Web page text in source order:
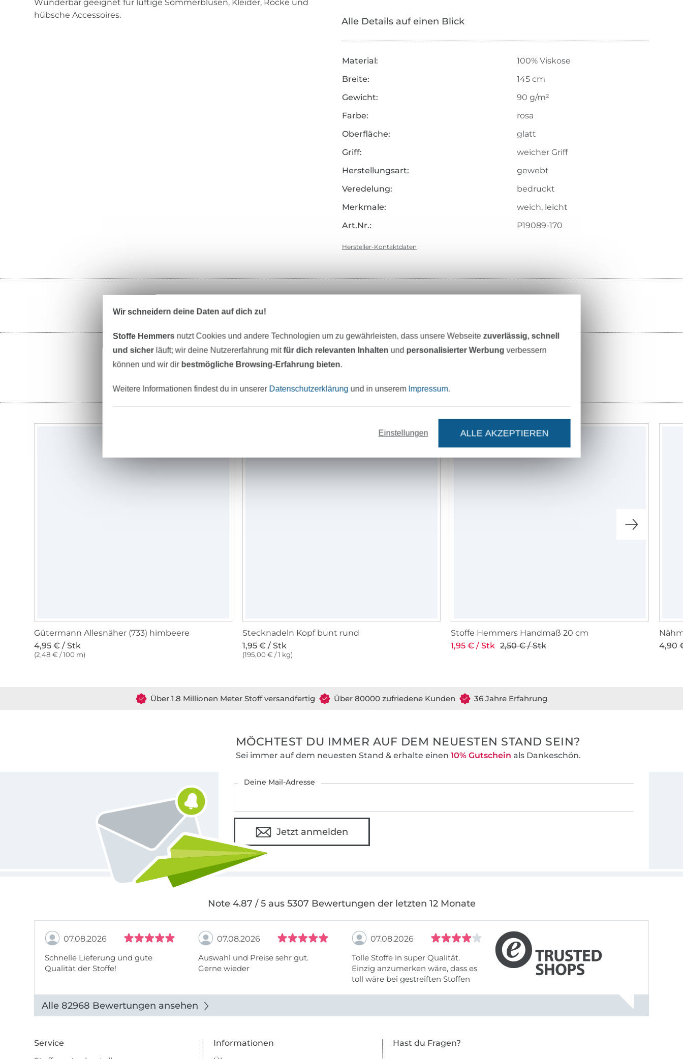
Wunderbar geeignet für luftige Sommerblusen, Kleider, Röcke und
hübsche Accessoires.
Alle Details auf einen Blick
Material:
100% Viskose
Breite:
145 cm
Gewicht:
90 g/m²
Farbe:
rosa
Oberfläche:
glatt
Griff:
weicher Griff
Herstellungsart:
gewebt
Veredelung:
bedruckt
Merkmale:
weich, leicht
Art.Nr.:
P19089-170
Hersteller-Kontaktdaten
Unser Tipp: Das passt dazu
Gütermann Allesnäher (733) himbeere
4,95 € / Stk
(2,48 € / 100 m)
Stecknadeln Kopf bunt rund
1,95 € / Stk
(195,00 € / 1 kg)
-22%
Stoffe Hemmers Handmaß 20 cm
1,95 € / Stk 2,50 € / Stk
4,90
Über 1.8 Millionen Meter Stoff versandfertig Über 80000 zufriedene Kunden 36 Jahre Erfahrung
MÖCHTEST DU IMMER AUF DEM NEUESTEN STAND SEIN?
Sei immer auf dem neuesten Stand & erhalte einen 10% Gutschein als Dankeschön.
Deine Mail-Adresse
Jetzt anmelden
Note 4.87 / 5 aus 5307 Bewertungen der letzten 12 Monate
07.08.2026
Schnelle Lieferung und gute
Qualität der Stoffe!
07.08.2026
Auswahl und Preise sehr gut.
Gerne wieder
07.08.2026
Tolle Stoffe in super Qualität.
Einzig anzumerken wäre, dass es
toll wäre bei gestreiften Stoffen
Alle 82968 Bewertungen ansehen
Service
Informationen
Hast du Fragen?
Wir schneidern deine Daten auf dich zu!
Stoffe Hemmers nutzt Cookies und andere Technologien um zu gewährleisten, dass unsere Webseitezuverlässig, schnell
und sicherläuft; wir deine Nutzererfahrung mitfür dich relevanten Inhalten und personalisierter Werbung verbessern
können und wir dir bestmögliche Browsing-Erfahrung bieten.
Weitere Informationen findest du in unserer Datenschutzerklärung und in unserem Impressum.
Einstellungen ALLE AKZEPTIEREN